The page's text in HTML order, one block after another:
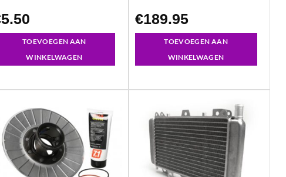
5.50
TOEVOEGEN AAN
WINKELWAGEN
€189.95
TOEVOEGEN AAN
WINKELWAGEN